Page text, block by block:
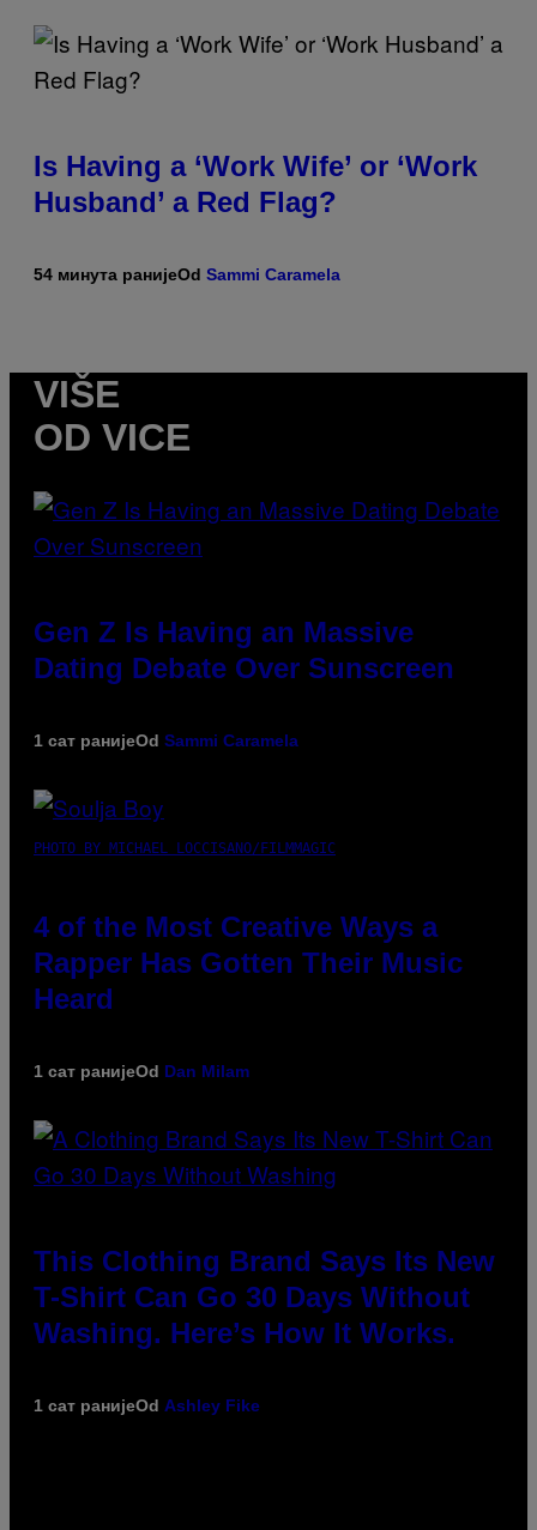
Is Having a ‘Work Wife’ or ‘Work
Husband’ a Red Flag?
54 минута ранијеOd Sammi Caramela
VIŠE
OD VICE
Gen Z Is Having an Massive
Dating Debate Over Sunscreen
1 сат ранијеOd Sammi Caramela
PHOTO BY MICHAEL LOCCISANO/FILMMAGIC
4 of the Most Creative Ways a
Rapper Has Gotten Their Music
Heard
1 сат ранијеOd Dan Milam
This Clothing Brand Says Its New
T-Shirt Can Go 30 Days Without
Washing. Here’s How It Works.
1 сат ранијеOd Ashley Fike